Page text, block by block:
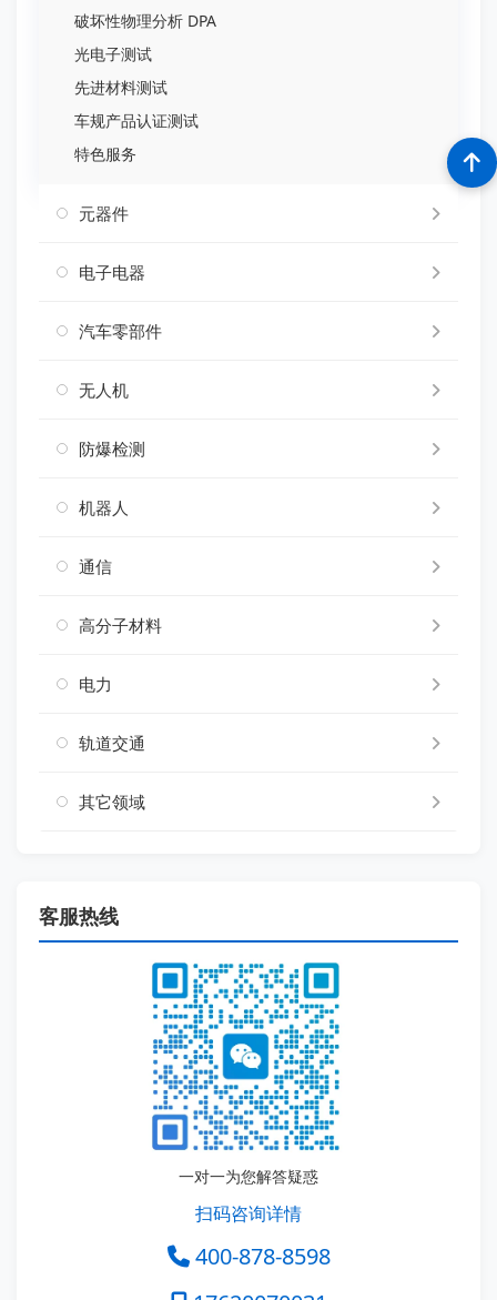
破坏性物理分析 DPA
光电子测试
先进材料测试
车规产品认证测试
特色服务
元器件
电子电器
汽车零部件
无人机
防爆检测
机器人
通信
高分子材料
电力
轨道交通
其它领域
客服热线
一对一为您解答疑惑
扫码咨询详情
400-878-8598